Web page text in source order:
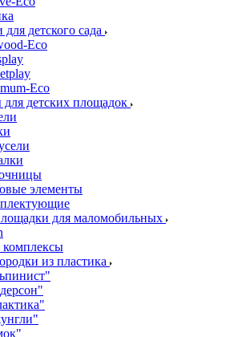
детского сада
Eco
Еco
детских площадок
элементы
для маломобильных
из пластика